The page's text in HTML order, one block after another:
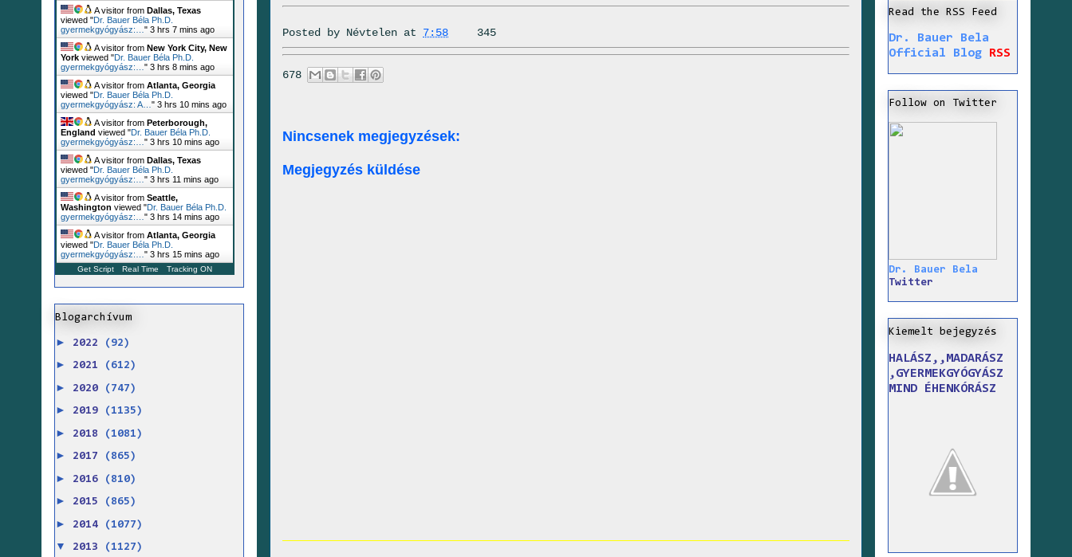
Posted by Névtelen at 7:58 345
678
Nincsenek megjegyzések:
Megjegyzés küldése
A visitor from Dallas, Texas
viewed "Dr. Bauer Béla Ph.D.
gyermekgyógyász:… " 3 hrs 7 mins ago
A visitor from New York City, New
York viewed "Dr. Bauer Béla Ph.D.
gyermekgyógyász:… " 3 hrs 8 mins ago
A visitor from Atlanta, Georgia
viewed "Dr. Bauer Béla Ph.D.
gyermekgyógyász: A… " 3 hrs 10 mins ago
A visitor from Peterborough,
England viewed "Dr. Bauer Béla Ph.D.
gyermekgyógyász:… " 3 hrs 10 mins ago
A visitor from Dallas, Texas
viewed "Dr. Bauer Béla Ph.D.
gyermekgyógyász:… " 3 hrs 11 mins ago
A visitor from Seattle,
Washington viewed "Dr. Bauer Béla Ph.D.
gyermekgyógyász:… " 3 hrs 14 mins ago
A visitor from Atlanta, Georgia
viewed "Dr. Bauer Béla Ph.D.
gyermekgyógyász:… " 3 hrs 15 mins ago
Get Script Real Time Tracking ON
Blogarchívum
► 2022 (92)
► 2021 (612)
► 2020 (747)
► 2019 (1135)
► 2018 (1081)
► 2017 (865)
► 2016 (810)
► 2015 (865)
► 2014 (1077)
▼ 2013 (1127)
Read the RSS Feed
Dr. Bauer Bela
Official Blog
RSS
Follow on Twitter
Dr. Bauer Bela
Twitter
Kiemelt bejegyzés
HALÁSZ,,MADARÁSZ
,GYERMEKGYÓGYÁSZ
MIND ÉHENKÓRÁSZ